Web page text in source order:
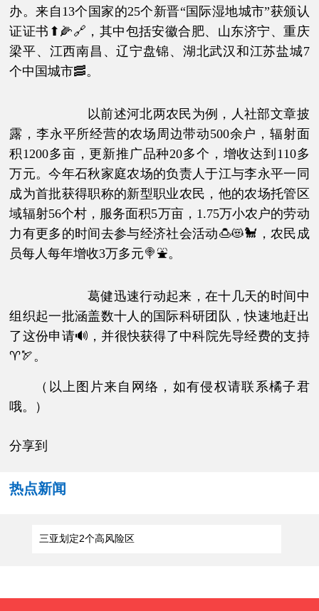
办。来自13个国家的25个新晋“国际湿地城市”获颁认
证证书⬆🌽🔗，其中包括安徽合肥、山东济宁、重庆
梁平、江西南昌、辽宁盘锦、湖北武汉和江苏盐城7
个中国城市🥓。
以前述河北两农民为例，人社部文章披
露，李永平所经营的农场周边带动500余户，辐射面
积1200多亩，更新推广品种20多个，增收达到110多
万元。今年石秋家庭农场的负责人于江与李永平一同
成为首批获得职称的新型职业农民，他的农场托管区
域辐射56个村，服务面积5万亩，1.75万小农户的劳动
力有更多的时间去参与经济社会活动🍮😻🐩，农民成
员每人每年增收3万多元🍭⛲。
葛健迅速行动起来，在十几天的时间中
组织起一批涵盖数十人的国际科研团队，快速地赶出
了这份申请🔊，并很快获得了中科院先导经费的支持
♈🏹。
（以上图片来自网络，如有侵权请联系橘子君
哦。）
分享到
热点新闻